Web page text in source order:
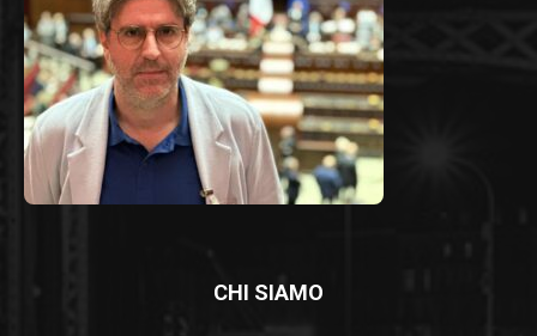
CHI SIAMO